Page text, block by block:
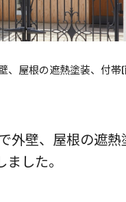
、屋根の遮熱塗装、付帯(
外壁、屋根の遮熱
した。